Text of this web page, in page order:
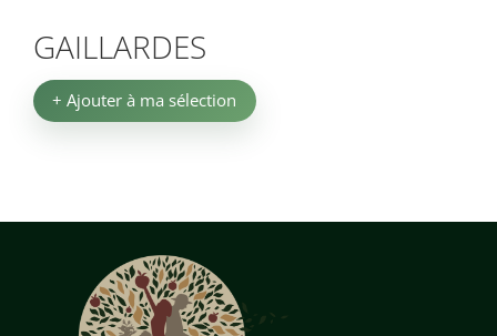
GAILLARDES
+ Ajouter à ma sélection